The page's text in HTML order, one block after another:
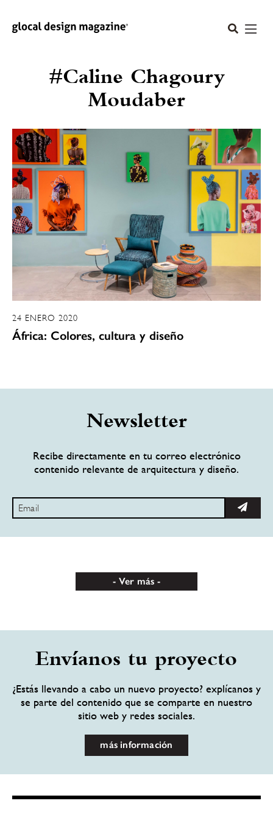
#Caline Chagoury
Moudaber
24 ENERO 2020
África: Colores, cultura y diseño
Newsletter
Recibe directamente en tu correo electrónico
contenido relevante de arquitectura y diseño.
Ver más
Envíanos tu proyecto
¿Estás llevando a cabo un nuevo proyecto? explícanos y
se parte del contenido que se comparte en nuestro
sitio web y redes sociales.
más información